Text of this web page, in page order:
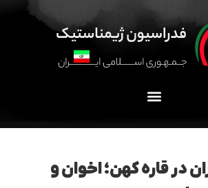
در قاره کهن؛ اخوان و